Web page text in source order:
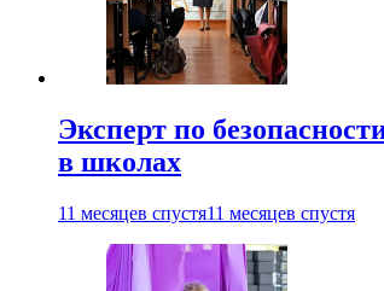
Эксперт по
в школах
11 месяцев спустя11 месяцев спустя